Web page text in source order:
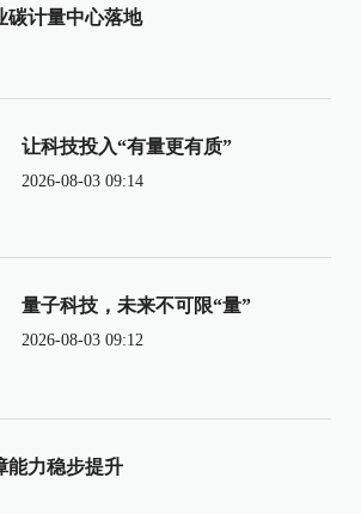
碳计量中心落地
让科技投入“有量更有质”
2026-08-03 09:14
量子科技，未来不可限“量”
2026-08-03 09:12
能力稳步提升